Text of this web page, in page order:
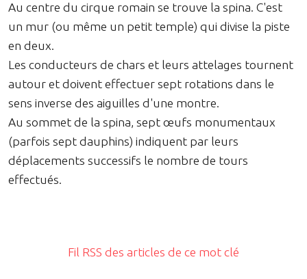
Au centre du cirque romain se trouve la spina. C'est
un mur (ou même un petit temple) qui divise la piste
en deux.
Les conducteurs de chars et leurs attelages tournent
autour et doivent effectuer sept rotations dans le
sens inverse des aiguilles d'une montre.
Au sommet de la spina, sept œufs monumentaux
(parfois sept dauphins) indiquent par leurs
déplacements successifs le nombre de tours
effectués.
Fil RSS des articles de ce mot clé